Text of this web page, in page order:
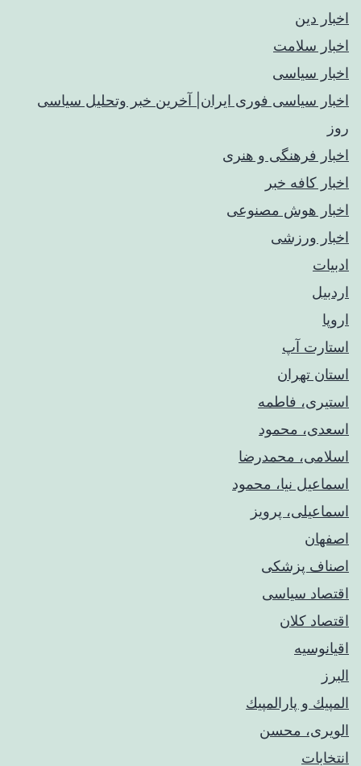
اخبار دین
اخبار سلامت
اخبار سیاسی
اخبار سیاسی فوری ایران| آخرین خبر وتحلیل سیاسی
روز
اخبار فرهنگی و هنری
اخبار کافه خبر
اخبار هوش مصنوعی
اخبار ورزشی
ادبیات
اردبیل
اروپا
استارت آپ
استان تهران
استیری، فاطمه
اسعدی، محمود
اسلامی، محمدرضا
اسماعیل نیا، محمود
اسماعیلی، پرویز
اصفهان
اصناف پزشکی
اقتصاد سیاسی
اقتصاد کلان
اقیانوسیه
البرز
المپيك و پارالمپيك
الویری، محسن
انتخابات